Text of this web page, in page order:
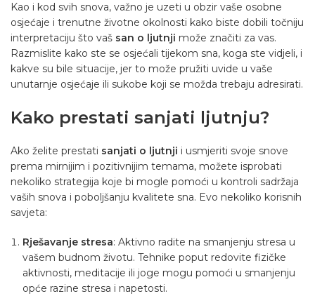
Kao i kod svih snova, važno je uzeti u obzir vaše osobne
osjećaje i trenutne životne okolnosti kako biste dobili točniju
interpretaciju što vaš san o ljutnji može značiti za vas.
Razmislite kako ste se osjećali tijekom sna, koga ste vidjeli, i
kakve su bile situacije, jer to može pružiti uvide u vaše
unutarnje osjećaje ili sukobe koji se možda trebaju adresirati.
Kako prestati sanjati ljutnju?
Ako želite prestati sanjati o ljutnji i usmjeriti svoje snove
prema mirnijim i pozitivnijim temama, možete isprobati
nekoliko strategija koje bi mogle pomoći u kontroli sadržaja
vaših snova i poboljšanju kvalitete sna. Evo nekoliko korisnih
savjeta:
Rješavanje stresa: Aktivno radite na smanjenju stresa u
vašem budnom životu. Tehnike poput redovite fizičke
aktivnosti, meditacije ili joge mogu pomoći u smanjenju
opće razine stresa i napetosti.